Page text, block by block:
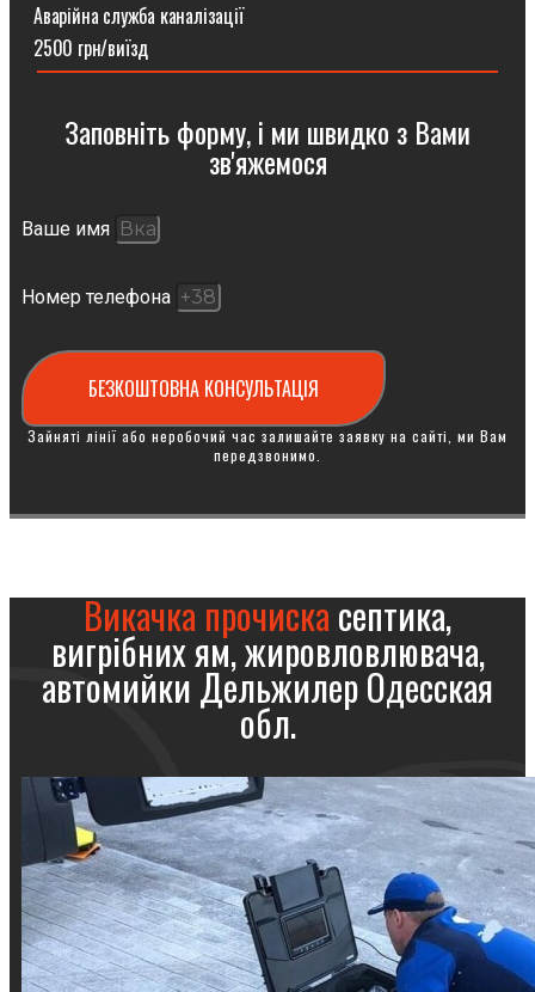
Аварійна служба каналізації
2500 грн/виїзд
Заповніть форму, і ми швидко з Вами
зв'яжемося
Ваше имя
Номер телефона
БЕЗКОШТОВНА КОНСУЛЬТАЦІЯ
Зайняті лінії або неробочий час залишайте заявку на сайті, ми Вам
передзвонимо.
Викачка прочискасептика,
вигрібних ям, жировловлювача,
автомийки Дельжилер Одесская
обл.